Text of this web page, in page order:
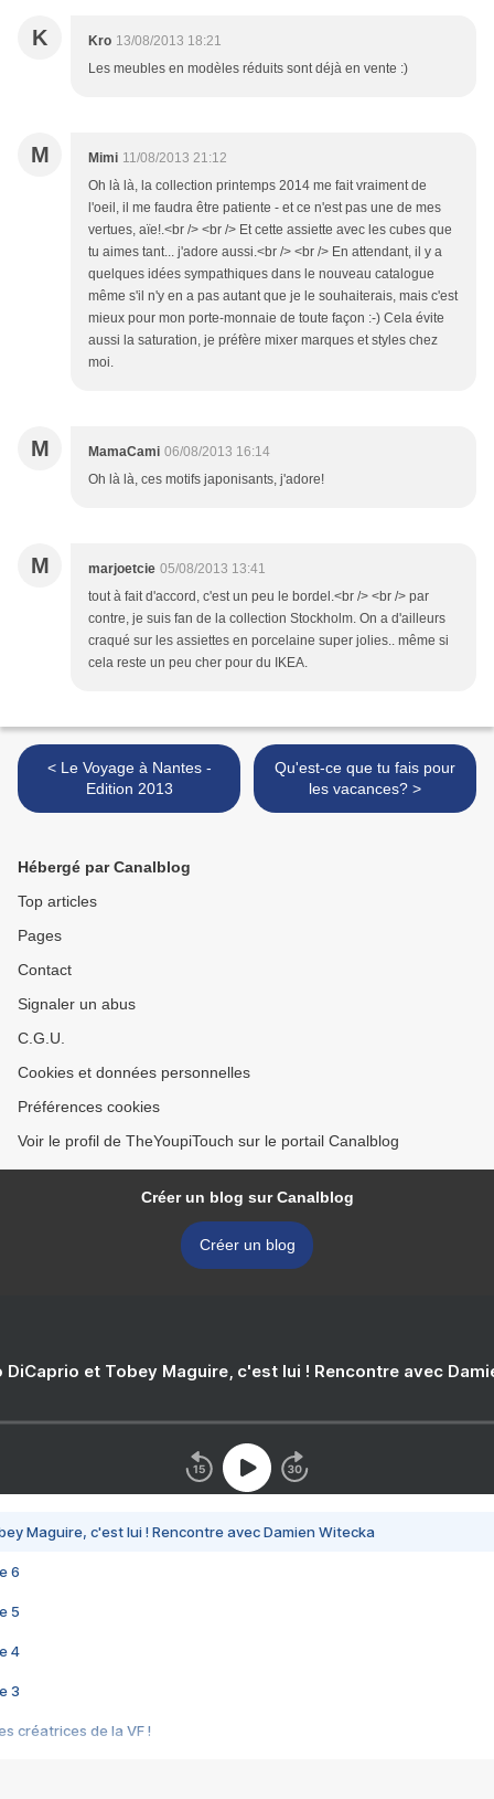
K Kro 13/08/2013 18:21
Les meubles en modèles réduits sont déjà en vente :)
M Mimi 11/08/2013 21:12
Oh là là, la collection printemps 2014 me fait vraiment de
l'oeil, il me faudra être patiente - et ce n'est pas une de mes
vertues, aïe!.<br /> <br /> Et cette assiette avec les cubes que
tu aimes tant... j'adore aussi.<br /> <br /> En attendant, il y a
quelques idées sympathiques dans le nouveau catalogue
même s'il n'y en a pas autant que je le souhaiterais, mais c'est
mieux pour mon porte-monnaie de toute façon :-) Cela évite
aussi la saturation, je préfère mixer marques et styles chez
moi.
M MamaCami 06/08/2013 16:14
Oh là là, ces motifs japonisants, j'adore!
M marjoetcie 05/08/2013 13:41
tout à fait d'accord, c'est un peu le bordel.<br /> <br /> par
contre, je suis fan de la collection Stockholm. On a d'ailleurs
craqué sur les assiettes en porcelaine super jolies.. même si
cela reste un peu cher pour du IKEA.
< Le Voyage à Nantes -
Edition 2013
Qu'est-ce que tu fais pour
les vacances? >
Hébergé par Canalblog
Top articles
Pages
Contact
Signaler un abus
C.G.U.
Cookies et données personnelles
Préférences cookies
Voir le profil de TheYoupiTouch sur le portail Canalblog
Créer un blog sur Canalblog
Créer un blog
DiCaprio et Tobey Maguire, c'est lui ! Rencontre avec
Maguire, c'est lui ! Rencontre avec Damien Witecka
6
5
4
3
créatrices de la VF !